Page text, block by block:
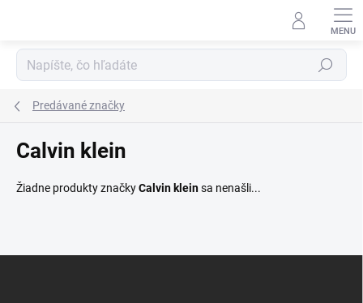
Hľadať
Predávané značky
Calvin klein
Žiadne produkty značkyCalvin kleinsa nenašli...